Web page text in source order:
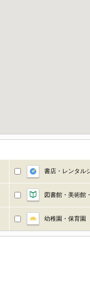
書店・レンタル
図書館・美術館
幼稚園・保育園